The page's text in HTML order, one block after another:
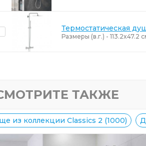
Термостатическая
Размеры (в.г.) - 113.2x47.2
ТАКЖЕ
из коллекции Classics 2 (1000)